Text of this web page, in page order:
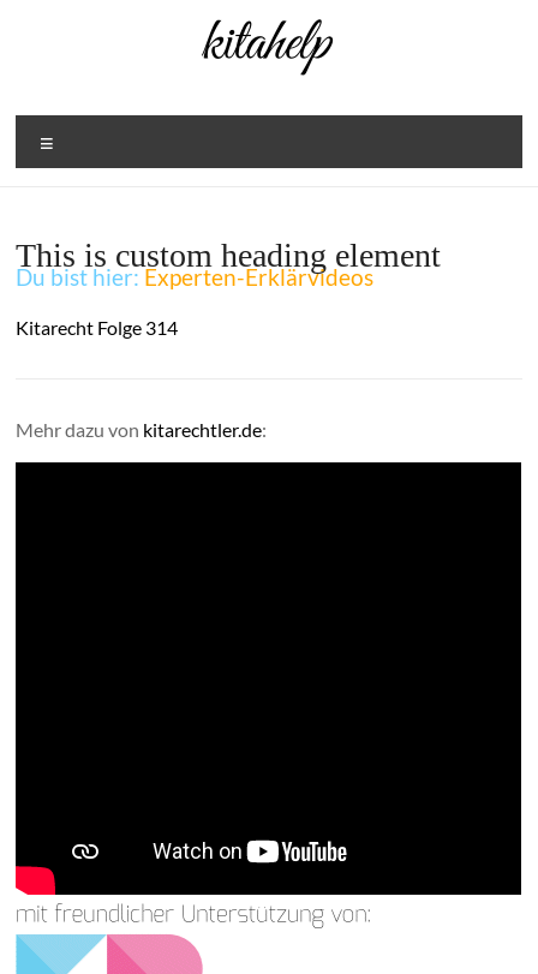
This is custom heading element
Du bist hier: Experten-Erklärvideos
Kitarecht Folge 314
Mehr dazu von kitarechtler.de: